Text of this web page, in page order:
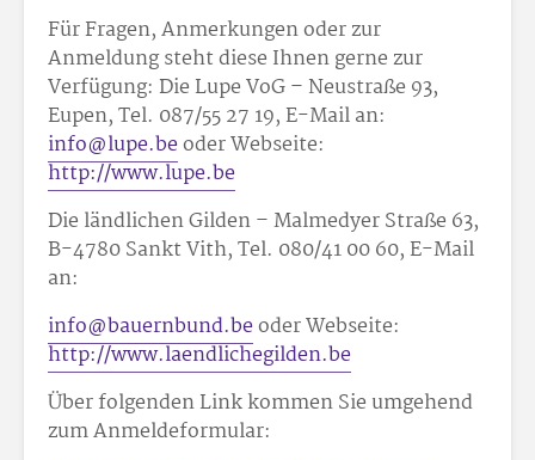
Für Fragen, Anmerkungen oder zur
Anmeldung steht diese Ihnen gerne zur
Verfügung: Die Lupe VoG – Neustraße 93,
Eupen, Tel. 087/55 27 19, E-Mail an:
info@lupe.beoder Webseite:
http://www.lupe.be
Die ländlichen Gilden – Malmedyer Straße 63,
B-4780 Sankt Vith, Tel. 080/41 00 60, E-Mail
an:
info@bauernbund.beoder Webseite:
http://www.laendlichegilden.be
Über folgenden Link kommen Sie umgehend
zum Anmeldeformular: